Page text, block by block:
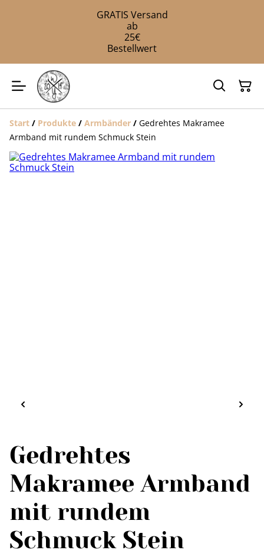
GRATIS Versand
ab
25€
Bestellwert
Start / Produkte / Armbänder / Gedrehtes Makramee
Armband mit rundem Schmuck Stein
Gedrehtes
Makramee Armband
mit rundem
Schmuck Stein